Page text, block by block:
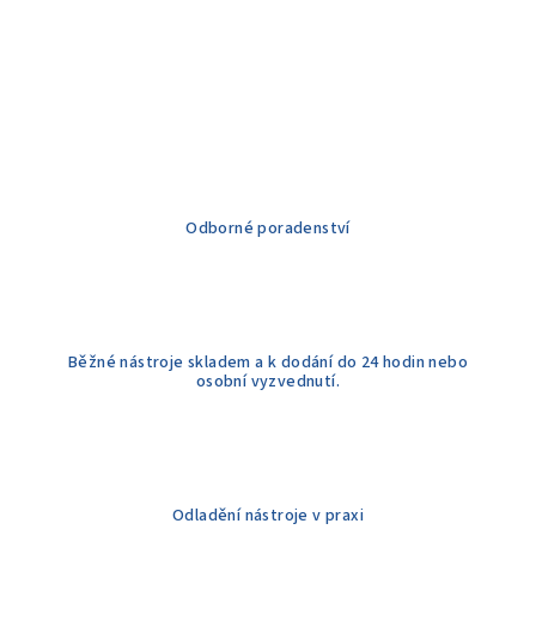
Odborné poradenství
Běžné nástroje skladem a k dodání do 24 hodin nebo
osobní vyzvednutí.
Odladění nástroje v praxi